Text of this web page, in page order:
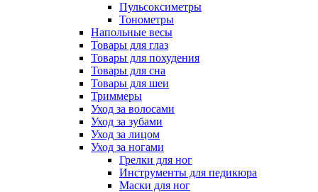
Пульсоксиметры
Тонометры
Напольные весы
Товары для глаз
Товары для похудения
Товары для сна
Товары для шеи
Триммеры
Уход за волосами
Уход за зубами
Уход за лицом
Уход за ногами
Грелки для ног
Инструменты для педикюра
Маски для ног